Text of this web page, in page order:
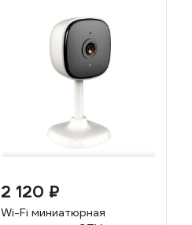
2 120 ₽
Wi-Fi миниатюрная